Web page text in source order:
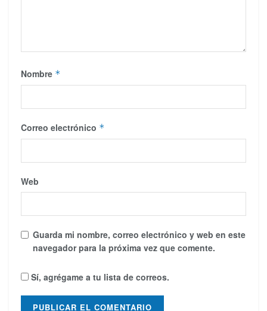
Nombre *
Correo electrónico *
Web
Guarda mi nombre, correo electrónico y web en este
navegador para la próxima vez que comente.
Sí, agrégame a tu lista de correos.